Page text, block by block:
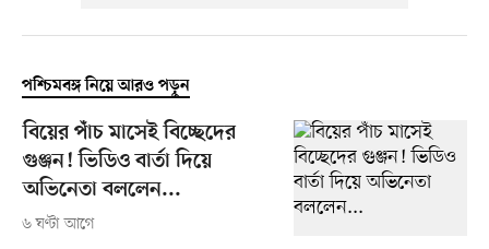
পশ্চিমবঙ্গ নিয়ে আরও পড়ুন
বিয়ের পাঁচ মাসেই বিচ্ছেদের
গুঞ্জন! ভিডিও বার্তা দিয়ে
অভিনেতা বললেন...
৬ ঘণ্টা আগে